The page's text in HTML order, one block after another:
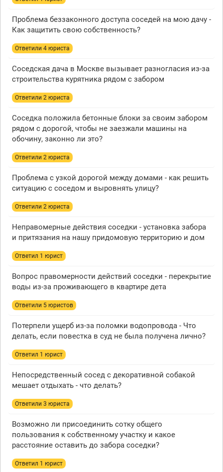
Проблема беззаконного доступа соседей на мою дачу -
Как защитить свою собственность?
Ответили 4 юристa
Соседская дача в Москве вызывает разногласия из-за
строительства курятника рядом с забором
Ответили 2 юристa
Соседка положила бетонные блоки за своим забором
рядом с дорогой, чтобы не заезжали машины на
обочину, законно ли это?
Ответили 2 юристa
Проблема с узкой дорогой между домами - как решить
ситуацию с соседом и выровнять улицу?
Ответили 2 юристa
Неправомерные действия соседки - установка забора
и притязания на нашу придомовую территорию и дом
Ответил 1 юрист
Вопрос правомерности действий соседки - перекрытие
воды из-за проживающего в квартире дета
Ответили 5 юристов
Потерпели ущерб из-за поломки водопровода - Что
делать, если повестка в суд не была получена лично?
Ответил 1 юрист
Непосредственный сосед с декоративной собакой
мешает отдыхать - что делать?
Ответили 3 юристa
Возможно ли присоединить сотку общего
пользования к собственному участку и какое
расстояние оставить до забора соседки?
Ответил 1 юрист